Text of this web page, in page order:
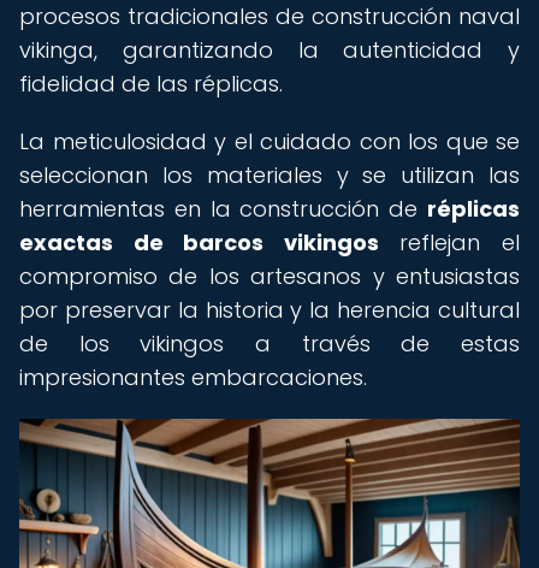
procesos tradicionales de construcción naval
vikinga, garantizando la autenticidad y
fidelidad de las réplicas.
La meticulosidad y el cuidado con los que se
seleccionan los materiales y se utilizan las
herramientas en la construcción de réplicas
exactas de barcos vikingos reflejan el
compromiso de los artesanos y entusiastas
por preservar la historia y la herencia cultural
de los vikingos a través de estas
impresionantes embarcaciones.